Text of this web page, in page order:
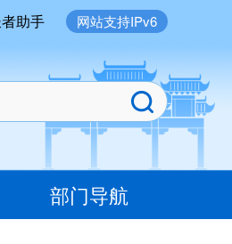
助手 网站支持IPv6
部门导航